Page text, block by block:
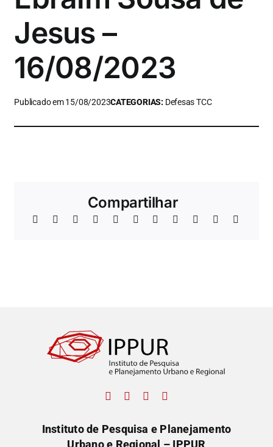
Jesus –
16/08/2023
Publicado em 15/08/2023CATEGORIAS: Defesas TCC
Compartilhar
Instituto de Pesquisa e Planejamento
Urbano e Regional – IPPUR